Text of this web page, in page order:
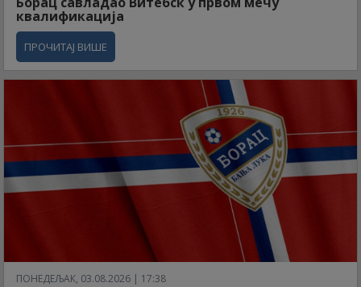
квалификација
ПРОЧИТАЈ ВИШЕ
ПОНЕДЕЉАК, 03.08.2026 | 17:38